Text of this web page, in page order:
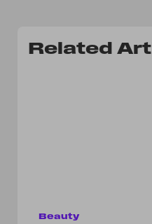
Related
Beauty